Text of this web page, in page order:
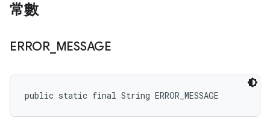
常數
ERROR_ MESSAGE
public static final String ERROR_MESSAGE